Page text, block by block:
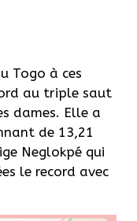
Togo à ces
au triple saut
dames. Elle a
de 13,21
Neglokpé qui
le record avec